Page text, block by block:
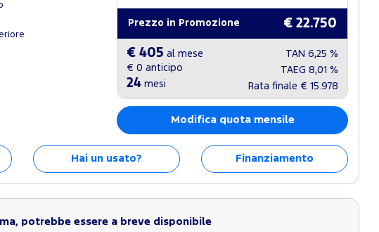
Prezzo in Promozione € 22.750
€ 405 al mese
€ 0 anticipo
24 mesi
TAN 6,25 %
TAEG 8,01 %
Rata finale € 15.978
Modifica quota mensile
Hai un usato? Finanziamento
potrebbe essere a breve disponibile